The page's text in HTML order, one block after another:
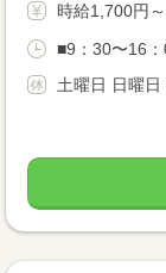
時給1,700円～
■9：30〜16
土曜日 日曜日